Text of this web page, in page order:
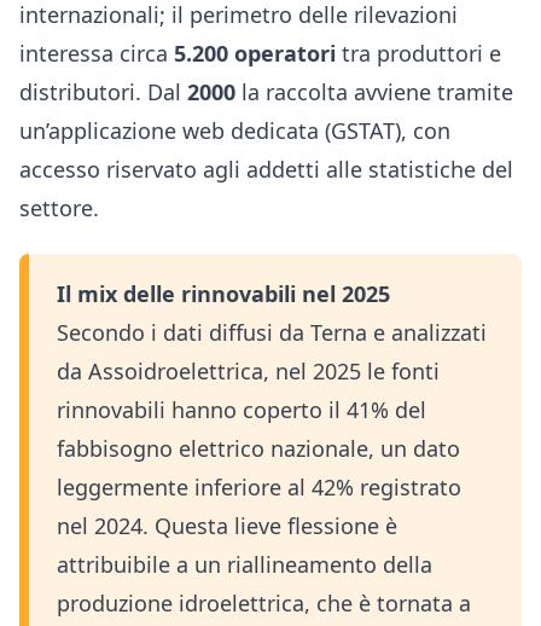
internazionali; il perimetro delle rilevazioni
interessa circa 5.200 operatori tra produttori e
distributori. Dal 2000 la raccolta avviene tramite
un’applicazione web dedicata (GSTAT), con
accesso riservato agli addetti alle statistiche del
settore.
Il mix delle rinnovabili nel 2025
Secondo i dati diffusi da Terna e analizzati
da Assoidroelettrica, nel 2025 le fonti
rinnovabili hanno coperto il 41% del
fabbisogno elettrico nazionale, un dato
leggermente inferiore al 42% registrato
nel 2024. Questa lieve flessione è
attribuibile a un riallineamento della
produzione idroelettrica, che è tornata a